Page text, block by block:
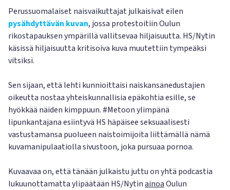
Perussuomalaiset naisvaikuttajat julkaisivat eilen
pysähdyttävän kuvan, jossa protestoitiin Oulun
rikostapauksen ympärillä vallitsevaa hiljaisuutta. HS/Nytin
käsissä hiljaisuutta kritisoiva kuva muutettiin tympeäksi
vitsiksi.
Sen sijaan, että lehti kunnioittaisi naiskansanedustajien
oikeutta nostaa yhteiskunnallisia epäkohtia esille, se
hyökkää näiden kimppuun. #Metoon ylimpänä
lipunkantajana esiintyvä HS häpäisee seksuaalisesti
vastustamansa puolueen naistoimijoita liittämällä nämä
kuvamanipulaatiolla sivustoon, joka pursuaa pornoa.
Kuvaavaa on, että tänään julkaistu juttu on yhtä podcastia
lukuunottamatta ylipäätään HS/NytinainoaOulun